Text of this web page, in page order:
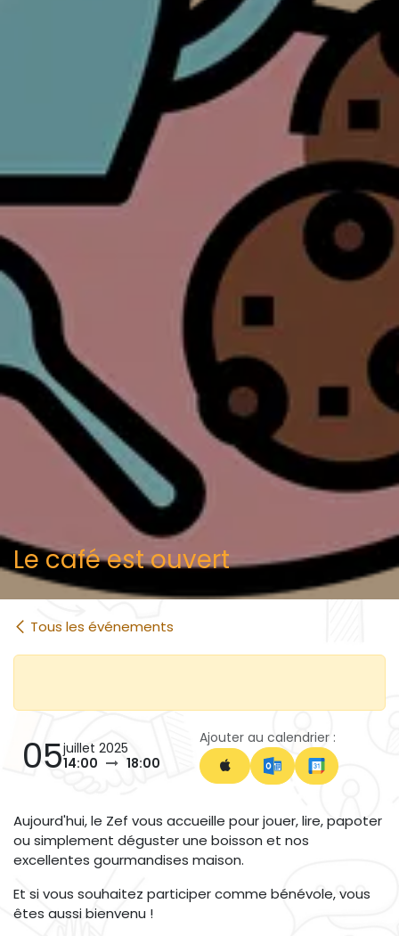
Le café est ouvert
Tous les événements
05juillet 2025
14:00
18:00
Ajouter au calendrier :
Aujourd'hui, le Zef vous accueille pour jouer, lire, papoter
ou simplement déguster une boisson et nos
excellentes gourmandises maison.
Et si vous souhaitez participer comme bénévole, vous
êtes aussi bienvenu !